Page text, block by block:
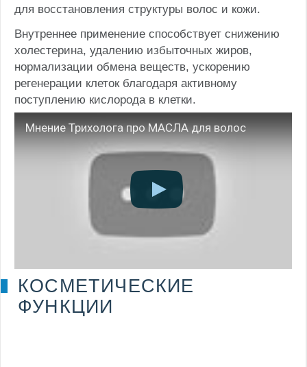
для восстановления структуры волос и кожи.
Внутреннее применение способствует снижению
холестерина, удалению избыточных жиров,
нормализации обмена веществ, ускорению
регенерации клеток благодаря активному
поступлению кислорода в клетки.
Мнение Трихолога про МАСЛА для волос
КОСМЕТИЧЕСКИЕ
ФУНКЦИИ